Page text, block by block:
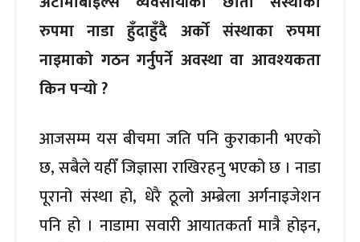
रुपमा नाडा हुँदाहुँदै अर्को संस्थाका रुपमा
नाइमाको गठन गर्नुपर्ने अवस्था वा आवश्यकता
किन पर्‍यो ?
आजसम्म यस बीचमा जति पनि कुराकानी भएको
छ, सबैले यहीँ जिज्ञासा राखिरहनु भएको छ । नाडा
पूरानो संस्था हो, धेरै ठूलो अम्ब्रेला अर्गनाइजेशन
पनि हो । नाडामा सवारी आयातकर्ता मात्रै होइन,